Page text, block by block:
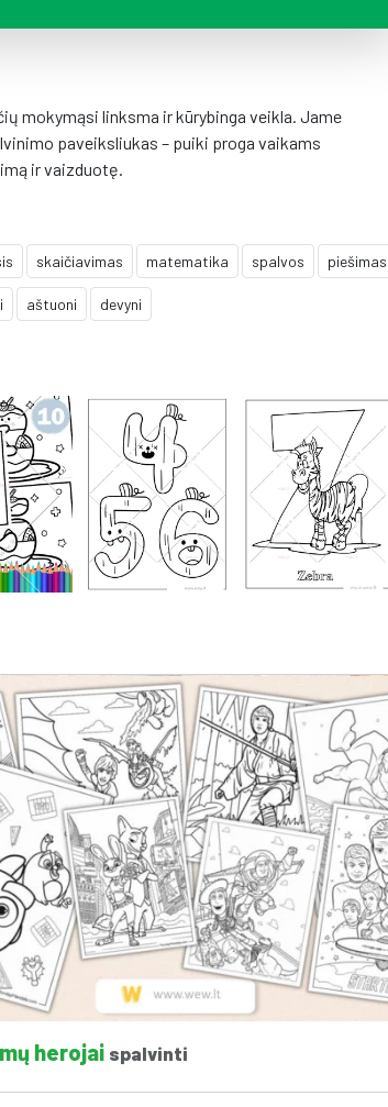
mokymąsi linksma ir kūrybinga veikla. Jame
paveiksliukas – puiki proga vaikams
ir vaizduotę.
skaičiavimas matematika spalvos piešimas
aštuoni devyni
herojai spalvinti